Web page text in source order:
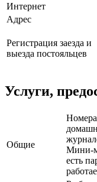
Интернет
Адрес
Регистрация заезда и
выезда постояльцев
Услуги,
Общие
Мини-
есть